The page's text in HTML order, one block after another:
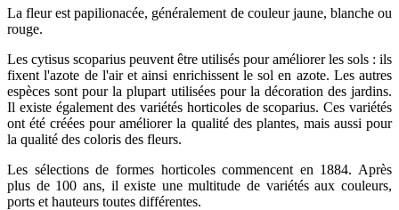
La fleur est papilionacée, généralement de couleur jaune, blanche ou
rouge.
Les cytisus scoparius peuvent être utilisés pour améliorer les sols : ils
fixent l'azote de l'air et ainsi enrichissent le sol en azote. Les autres
espèces sont pour la plupart utilisées pour la décoration des jardins.
Il existe également des variétés horticoles de scoparius. Ces variétés
ont été créées pour améliorer la qualité des plantes, mais aussi pour
la qualité des coloris des fleurs.
Les sélections de formes horticoles commencent en 1884. Après
plus de 100 ans, il existe une multitude de variétés aux couleurs,
ports et hauteurs toutes différentes.